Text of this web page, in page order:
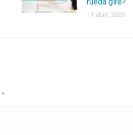
11 abril, 2025
*